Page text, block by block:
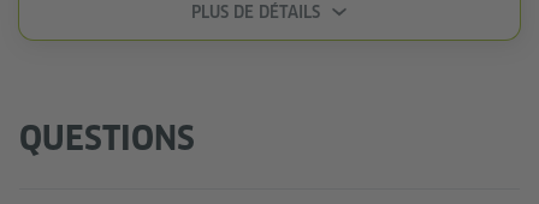
PLUS DE DÉTAILS
QUESTIONS